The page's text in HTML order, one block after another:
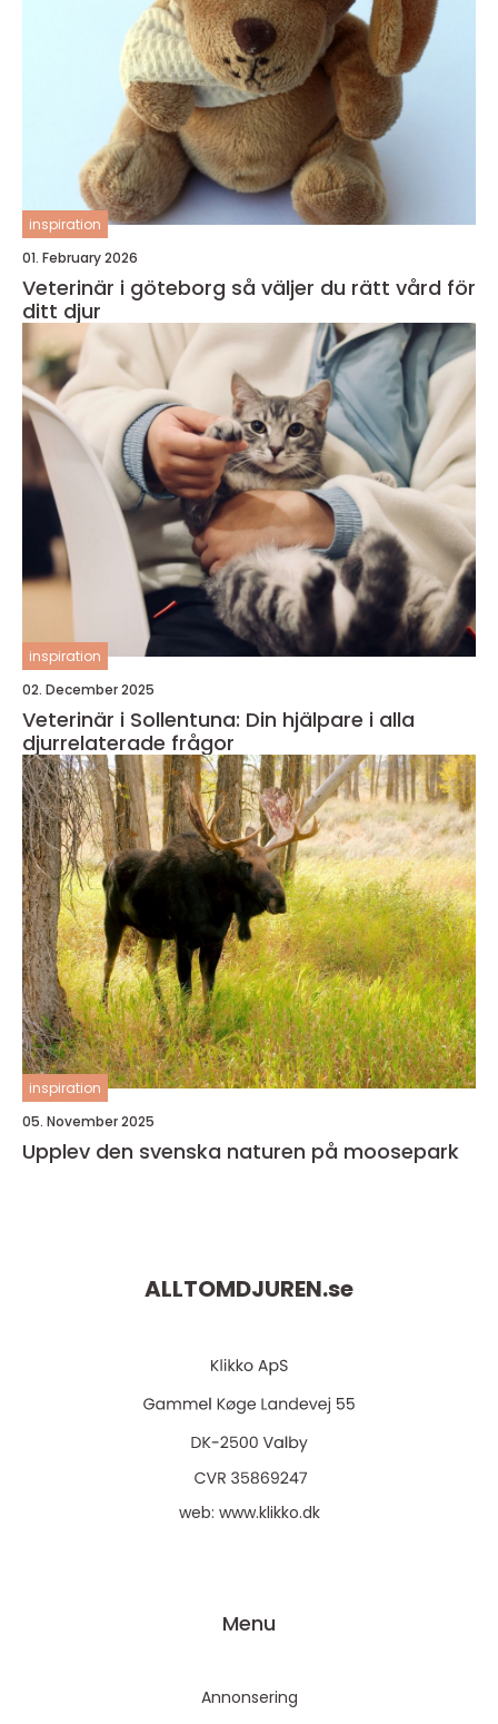
inspiration
01. February 2026
Veterinär i göteborg så väljer du rätt vård för
ditt djur
inspiration
02. December 2025
Veterinär i Sollentuna: Din hjälpare i alla
djurrelaterade frågor
inspiration
05. November 2025
Upplev den svenska naturen på moosepark
ALLTOMDJUREN.se
web: www.klikko.dk
Menu
Annonsering